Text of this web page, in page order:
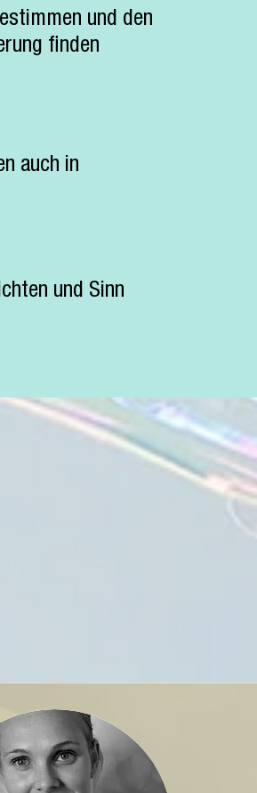
und den
finden
auch in
und Sinn